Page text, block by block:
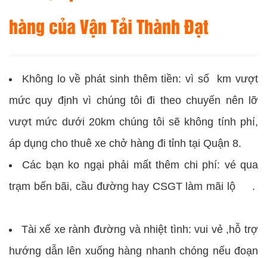
hàng của Vận Tải Thành Đạt
Không lo về phát sinh thêm tiền: vì số km vượt
mức quy định vì chúng tôi đi theo chuyến nên lỡ
vượt mức dưới 20km chúng tôi sẽ không tính phí,
áp dụng cho thuê xe chở hàng đi tỉnh tại Quận 8.
Các bạn ko ngại phải mất thêm chi phí: vé qua
trạm bến bãi, cầu đường hay CSGT làm mãi lộ .
Tài xế xe rành đường và nhiệt tình: vui vẻ ,hỗ trợ
hướng dẫn lên xuống hàng nhanh chóng nếu đoạn